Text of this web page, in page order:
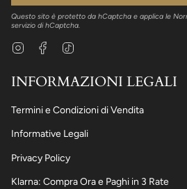
Questo sito è protetto da hCaptcha e applica le
servizio di hCaptcha.
InstagramFacebook
INFORMAZIONI LEGALI
Termini e Condizioni di Vendita
Informative Legali
Privacy Policy
Klarna: Compra Ora e Paghi in 3 Rate